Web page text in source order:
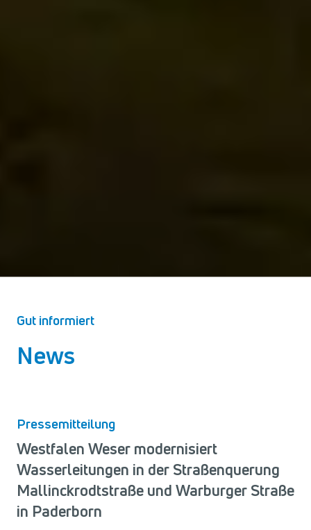
Gut informiert
News
Pressemitteilung
Westfalen Weser modernisiert
Wasserleitungen in der Straßenquerung
Mallinckrodtstraße und Warburger Straße
in Paderborn